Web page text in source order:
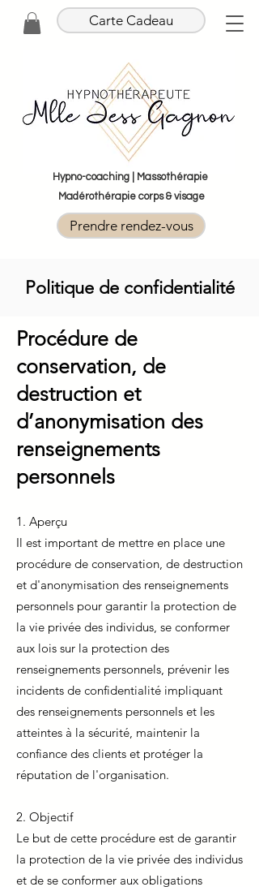
Prendre rendez-vous
Hypno-coaching | Massothérapie
Madérothérapie corps & visage
Carte Cadeau
Politique de confidentialité
Procédure de
conservation, de
destruction et
d’anonymisation des
renseignements
personnels
1. Aperçu
Il est important de mettre en place une
procédure de conservation, de destruction
et d'anonymisation des renseignements
personnels pour garantir la protection de
la vie privée des individus, se conformer
aux lois sur la protection des
renseignements personnels, prévenir les
incidents de confidentialité impliquant
des renseignements personnels et les
atteintes à la sécurité, maintenir la
confiance des clients et protéger la
réputation de l'organisation.
2. Objectif
Le but de cette procédure est de garantir
la protection de la vie privée des individus
et de se conformer aux obligations